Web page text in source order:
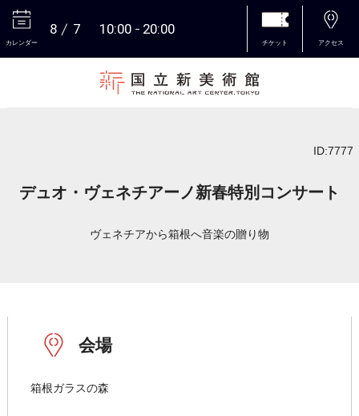
カレンダー
8 7 10:00 20:00
チケット アクセス
ID:7777
デュオ・ヴェネチアーノ新春特別コンサート
ヴェネチアから箱根へ音楽の贈り物
会場
箱根ガラスの森